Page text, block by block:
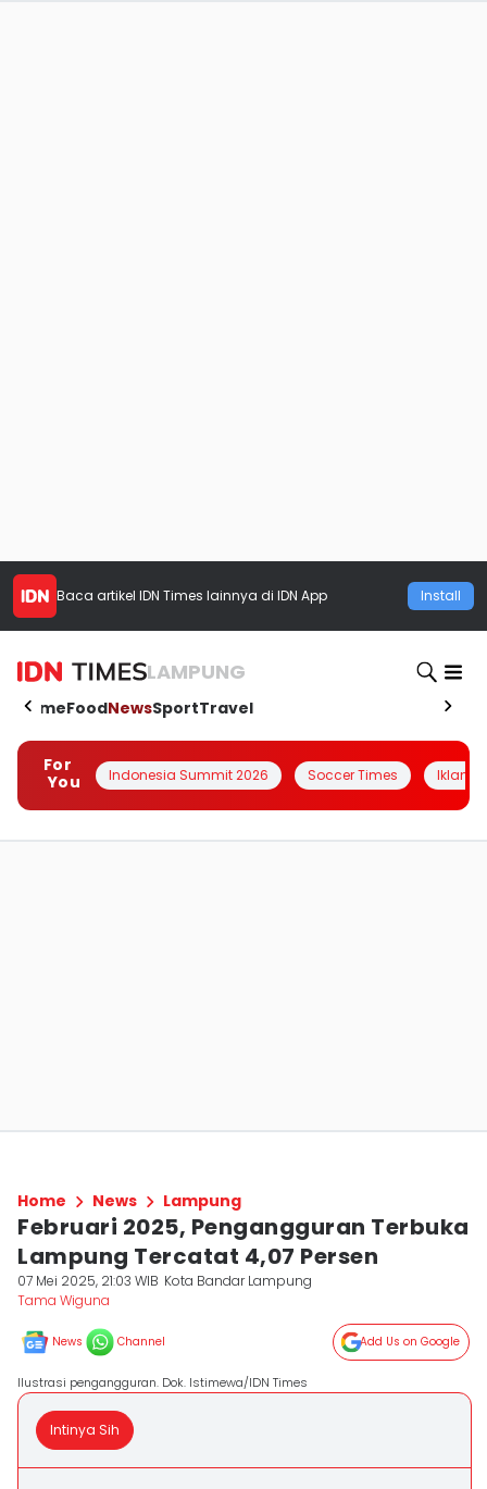
Baca artikel IDN Times lainnya di IDN App Install
LAMPUNG
HomeFoodNewsSportTravel
For
You
Indonesia Summit 2026 Soccer Times Iklanin
Home News Lampung
Februari 2025, Pengangguran Terbuka
Lampung Tercatat 4,07 Persen
07 Mei 2025, 21:03 WIB Kota Bandar Lampung
Tama Wiguna
News Channel Add Us on Google
Ilustrasi pengangguran. Dok. Istimewa/IDN Times
Intinya Sih